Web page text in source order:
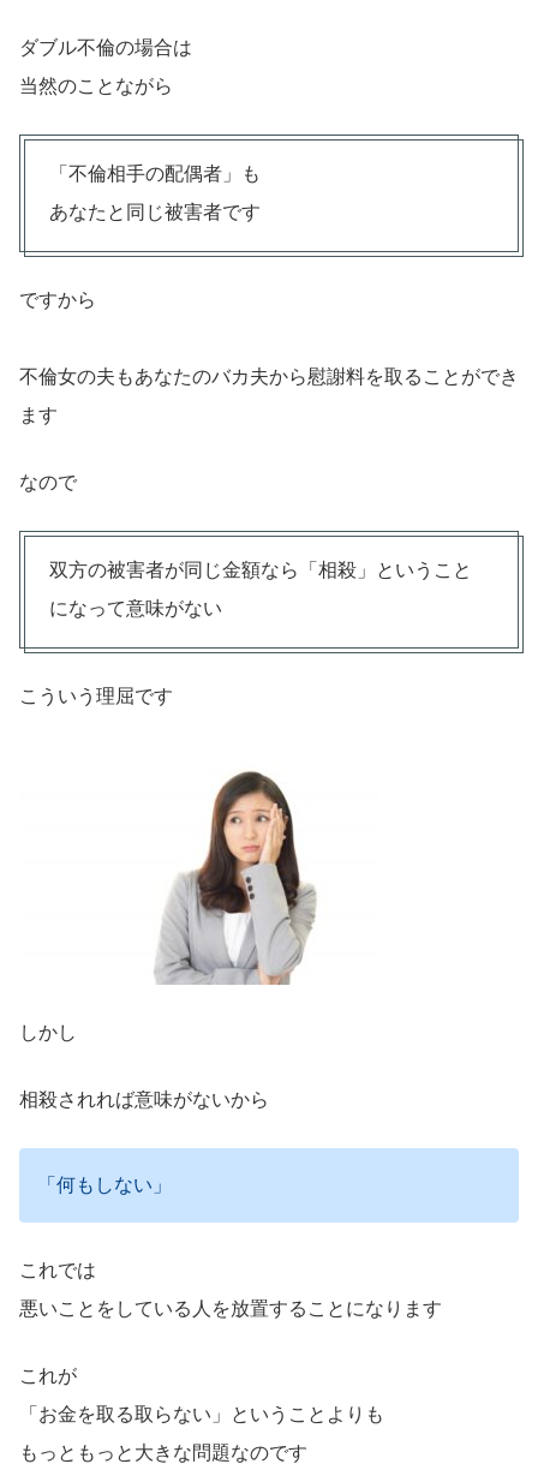
ダブル不倫の場合は
当然のことながら
「不倫相手の配偶者」も
あなたと同じ被害者です
ですから
不倫女の夫もあなたのバカ夫から慰謝料を取ることができ
ます
なので
双方の被害者が同じ金額なら「相殺」ということ
になって意味がない
こういう理屈です
しかし
相殺されれば意味がないから
「何もしない」
これでは
悪いことをしている人を放置することになります
これが
「お金を取る取らない」ということよりも
もっともっと大きな問題なのです